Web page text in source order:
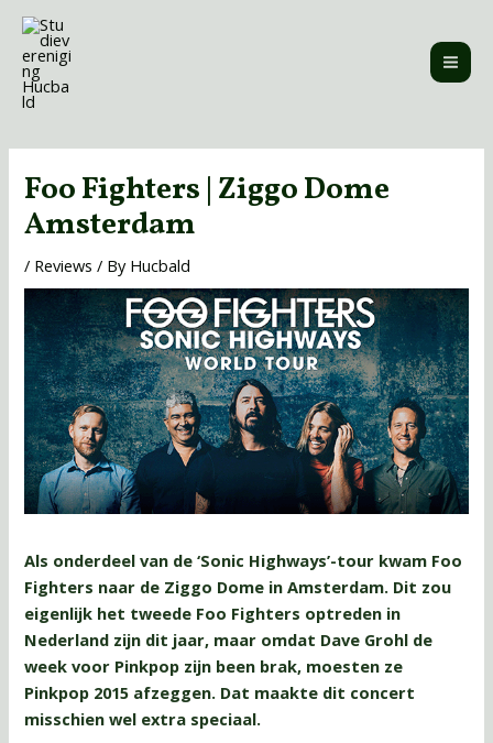
Skip
content
Foo Fighters | Ziggo Dome
Amsterdam
/ Reviews / By Hucbald
Als onderdeel van de ‘Sonic Highways’-tour kwam Foo
Fighters naar de Ziggo Dome in Amsterdam. Dit zou
eigenlijk het tweede Foo Fighters optreden in
Nederland zijn dit jaar, maar omdat Dave Grohl de
week voor Pinkpop zijn been brak, moesten ze
Pinkpop 2015 afzeggen. Dat maakte dit concert
misschien wel extra speciaal.